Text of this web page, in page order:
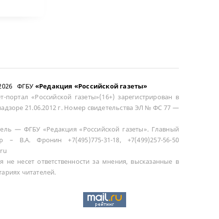
ФГБУ «Редакция «Российской газеты»
портал «Российской газеты»(16+) зарегистрирован в
21.06.2012 г. Номер свидетельства ЭЛ № ФС 77 —
— ФГБУ «Редакция «Российской газеты». Главный
– В.А. Фронин +7(495)775-31-18, +7(499)257-56-50
не несет ответственности за мнения, высказанные в
читателей.